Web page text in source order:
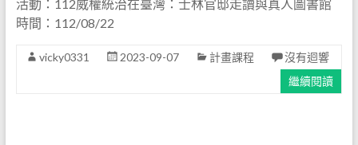
活動：112威權統治在臺灣：士林官邸走讀與真人圖書館
時間：112/08/22
vicky0331 2023-09-07 計畫課程
沒有迴響
繼續閱讀